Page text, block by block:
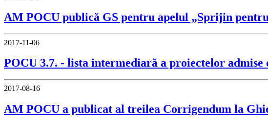
AM POCU publică GS pentru apelul „Sprijin
2017-11-06
POCU 3.7. - lista intermediară a proiectelor
2017-08-16
AM POCU a publicat al treilea Corrigendum la